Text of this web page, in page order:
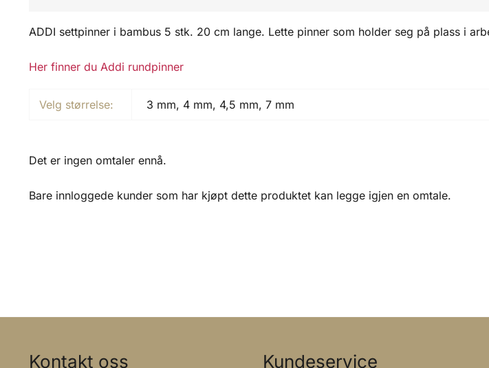
ADDI settpinner i bambus 5 stk. 20 cm lange. Lette pinner som holder seg på plass i
Her finner du Addi rundpinner
Velg størrelse: 3 mm, 4 mm, 4,5 mm, 7 mm
Det er ingen omtaler ennå.
Bare innloggede kunder som har kjøpt dette produktet kan legge igjen en omtale.
Kontakt oss Kundeservice